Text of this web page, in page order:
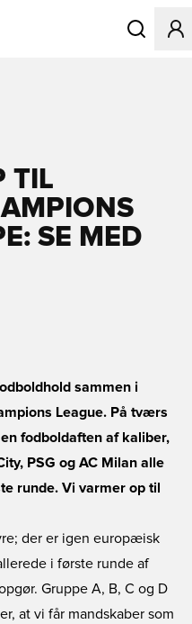
Åbner en
TIL
SE MED
sammen i
League. På tværs
fodboldaften af kaliber,
PSG og AC Milan alle
runde. Vi varmer op til
der er igen europæisk
i første runde af
Gruppe A, B, C og D
at vi får mandskaber som